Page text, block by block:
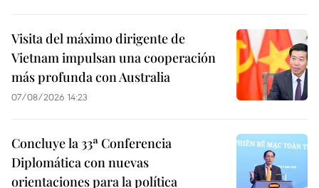
Visita del máximo dirigente de
Vietnam impulsan una cooperación
más profunda con Australia
07/08/2026 14:23
Concluye la 33ª Conferencia
Diplomática con nuevas
orientaciones para la política